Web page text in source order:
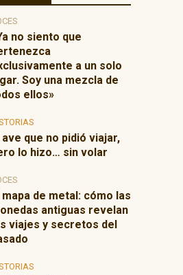
no siento que
a un solo
Soy una mezcla de
ellos»
ave que no pidió viajar,
lo hizo… sin volar
mapa de metal: cómo las
antiguas revelan
viajes y secretos del